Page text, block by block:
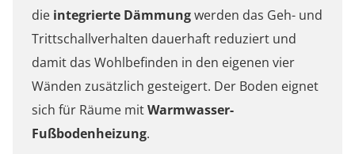
die integrierte Dämmungwerden das Geh- und
Trittschallverhalten dauerhaft reduziert und
damit das Wohlbefinden in den eigenen vier
Wänden zusätzlich gesteigert. Der Boden eignet
sich für Räume mitWarmwasser-
Fußbodenheizung.